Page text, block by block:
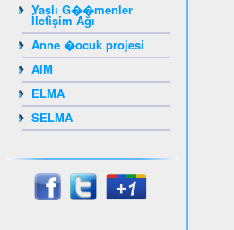
Yaşlı G��menler
İletişim Ağı
Anne �ocuk projesi
AIM
ELMA
SELMA